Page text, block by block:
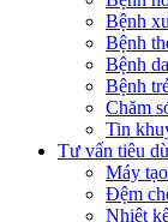
Bệnh
Bệnh
Bệnh
Bệnh
Chăm
Tin
Tư vấn tiêu
Máy
Đệm
Nhiệt